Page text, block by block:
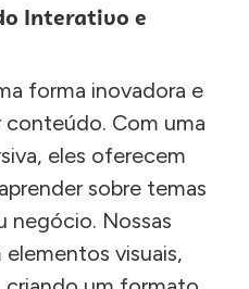
Interativo e
forma inovadora e
Com uma
eles oferecem
sobre temas
negócio. Nossas
visuais,